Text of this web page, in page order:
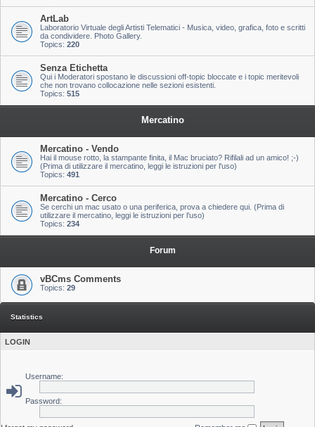
ArtLab
Laboratorio Virtuale degli Artisti Telematici - Musica, video, grafica, foto e scritti
da condividere. Photo Gallery.
Topics: 220
Senza Etichetta
Qui i Moderatori spostano le discussioni off-topic bloccate e i topic meritevoli
che non trovano collocazione nelle sezioni esistenti.
Topics: 515
Mercatino
Mercatino - Vendo
Hai il mouse rotto, la stampante finita, il Mac bruciato? Rifilali ad un amico! ;-)
(Prima di utilizzare il mercatino, leggi le istruzioni per l'uso)
Topics: 491
Mercatino - Cerco
Se cerchi un mac usato o una periferica, prova a chiedere qui. (Prima di
utilizzare il mercatino, leggi le istruzioni per l'uso)
Topics: 234
Forum
vBCms Comments
Topics: 29
Statistics
LOGIN
Username:
Password: